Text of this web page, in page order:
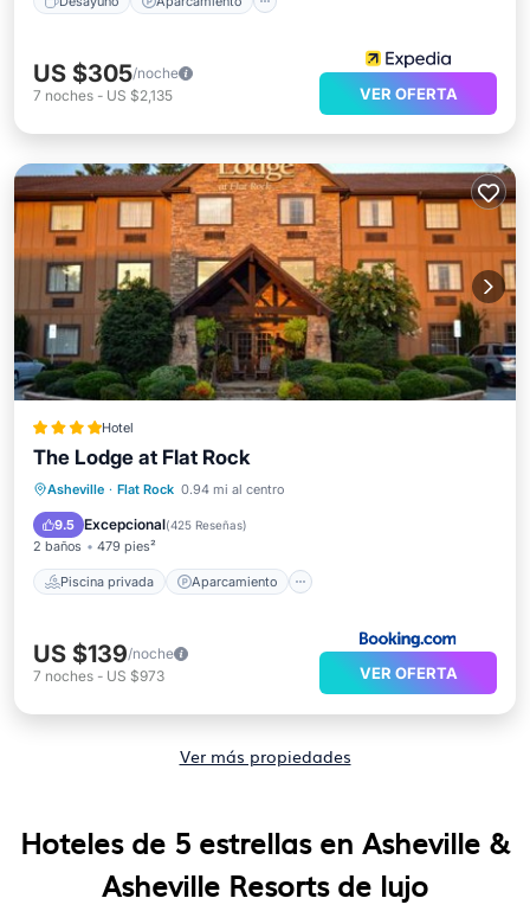
US $305/noche
7 noches - US $2,135 VER OFERTA
Hotel
The Lodge at Flat Rock
Asheville · Flat Rock 0.94 mi al centro
9.5 Excepcional(425 Reseñas)
2 baños 479 pies²
Piscina privada Aparcamiento
Piscina privada
Aparcamiento
Piscina
Balcón/Terraza
US $139/noche
7 noches - US $973 VER OFERTA
Ver más propiedades
Hoteles de 5 estrellas en Asheville &
Asheville Resorts de lujo